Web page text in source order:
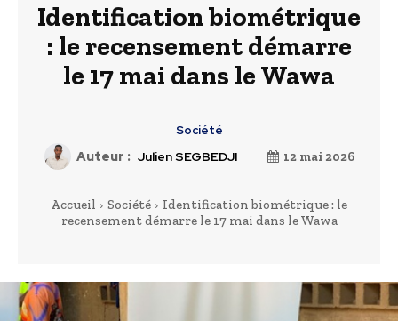
Identification biométrique
: le recensement démarre
le 17 mai dans le Wawa
Société
Auteur : Julien SEGBEDJI 12 mai 2026
Accueil Société
Identification biométrique : le
recensement démarre le 17 mai dans le Wawa